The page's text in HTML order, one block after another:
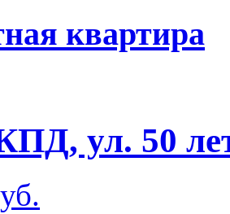
квартира
ул. 50